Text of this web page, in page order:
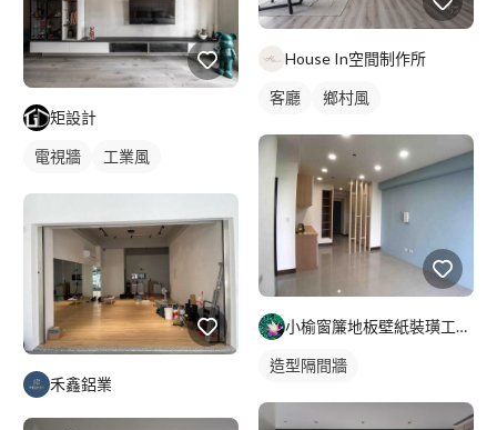
矩設計
電視牆 工業風
禾鑫鋁業
House In空間制作所
客廳 鄉村風
小榆窗簾地板壁紙裝璜工廠/山辰室內設計
造型隔間牆